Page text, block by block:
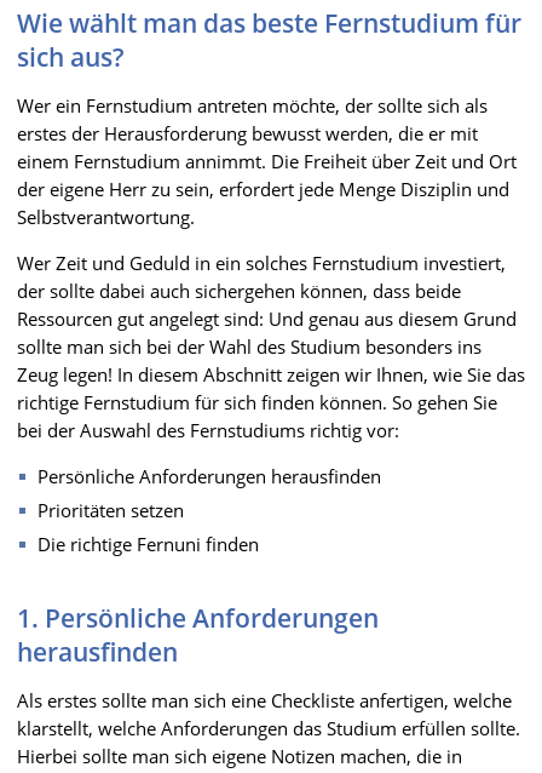
Wie wählt man das beste Fernstudium für
sich aus?
Wer ein Fernstudium antreten möchte, der sollte sich als
erstes der Herausforderung bewusst werden, die er mit
einem Fernstudium annimmt. Die Freiheit über Zeit und Ort
der eigene Herr zu sein, erfordert jede Menge Disziplin und
Selbstverantwortung.
Wer Zeit und Geduld in ein solches Fernstudium investiert,
der sollte dabei auch sichergehen können, dass beide
Ressourcen gut angelegt sind: Und genau aus diesem Grund
sollte man sich bei der Wahl des Studium besonders ins
Zeug legen! In diesem Abschnitt zeigen wir Ihnen, wie Sie das
richtige Fernstudium für sich finden können. So gehen Sie
bei der Auswahl des Fernstudiums richtig vor:
Persönliche Anforderungen herausfinden
Prioritäten setzen
Die richtige Fernuni finden
1. Persönliche Anforderungen
herausfinden
Als erstes sollte man sich eine Checkliste anfertigen, welche
klarstellt, welche Anforderungen das Studium erfüllen sollte.
Hierbei sollte man sich eigene Notizen machen, die in